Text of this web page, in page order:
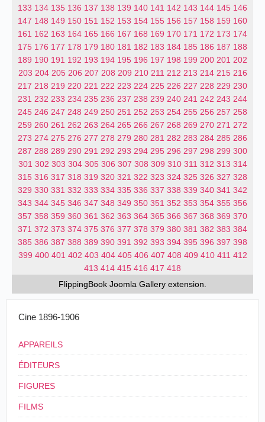
133 134 135 136 137 138 139 140 141 142 143 144 145 146
147 148 149 150 151 152 153 154 155 156 157 158 159 160
161 162 163 164 165 166 167 168 169 170 171 172 173 174
175 176 177 178 179 180 181 182 183 184 185 186 187 188
189 190 191 192 193 194 195 196 197 198 199 200 201 202
203 204 205 206 207 208 209 210 211 212 213 214 215 216
217 218 219 220 221 222 223 224 225 226 227 228 229 230
231 232 233 234 235 236 237 238 239 240 241 242 243 244
245 246 247 248 249 250 251 252 253 254 255 256 257 258
259 260 261 262 263 264 265 266 267 268 269 270 271 272
273 274 275 276 277 278 279 280 281 282 283 284 285 286
287 288 289 290 291 292 293 294 295 296 297 298 299 300
301 302 303 304 305 306 307 308 309 310 311 312 313 314
315 316 317 318 319 320 321 322 323 324 325 326 327 328
329 330 331 332 333 334 335 336 337 338 339 340 341 342
343 344 345 346 347 348 349 350 351 352 353 354 355 356
357 358 359 360 361 362 363 364 365 366 367 368 369 370
371 372 373 374 375 376 377 378 379 380 381 382 383 384
385 386 387 388 389 390 391 392 393 394 395 396 397 398
399 400 401 402 403 404 405 406 407 408 409 410 411 412
413 414 415 416 417 418
FlippingBook Joomla Gallery extension.
Cine 1896-1906
APPAREILS
ÉDITEURS
FIGURES
FILMS